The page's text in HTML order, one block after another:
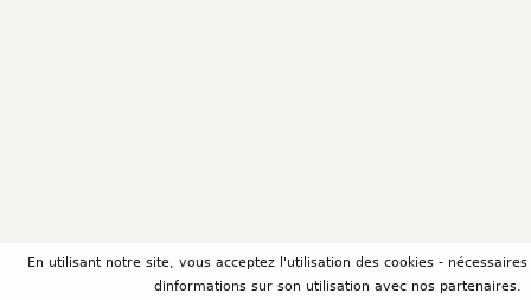
En utilisant notre site, vous acceptez l'utilisation des cookies -
dinformations sur son utilisation avec nos partenaires.